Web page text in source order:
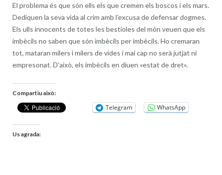
El problema és que són ells els que cremen els boscos i els mars.
Dediquen la seva vida al crim amb l’excusa de defensar dogmes.
Els ulls innocents de totes les bestioles del món veuen que els
imbècils no saben que són imbècils per imbècils. Ho cremaran
tot, mataran milers i milers de vides i mai cap no serà jutjat ni
empresonat. D’això, els imbècils en diuen «estat de dret».
Compartiu això:
Telegram WhatsApp
Us agrada: